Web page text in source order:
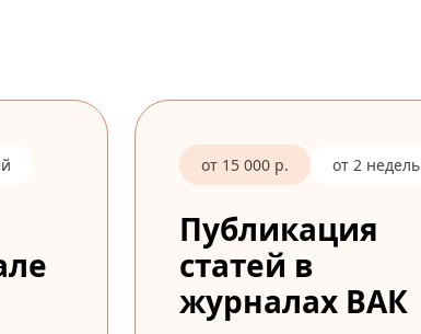
от 15 000 р. от 2 недель
Публикация
статей в
журналах ВАК